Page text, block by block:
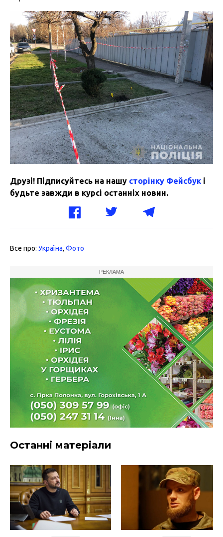
Друзі! Підписуйтесь на нашу сторінку Фейсбук і
будьте завжди в курсі останніх новин.
Все про: Україна, Фото
РЕКЛАМА
Останні матеріали